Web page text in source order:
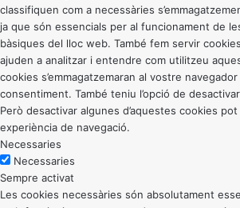
classifiquen com a necessàries
ja que són essencials per al funcionament de
bàsiques del lloc web. També fem servir
ajuden a analitzar i entendre com utilitzeu
cookies s’emmagatzemaran al vostre
consentiment. També teniu l’opció de
Però desactivar algunes d’aquestes cookies
experiència de navegació.
Necessaries
Necessaries
Sempre activat
Les cookies necessàries són absolutament